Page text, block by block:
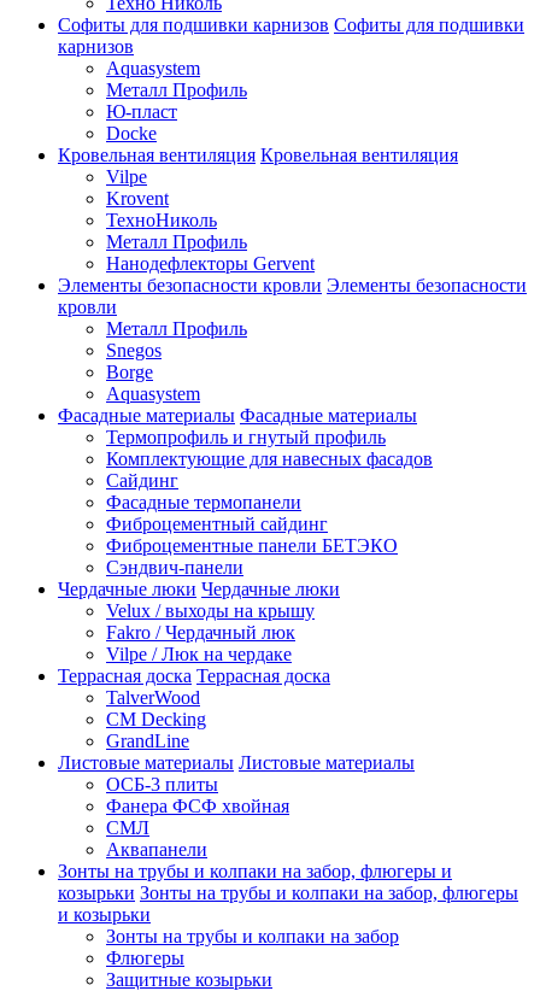
Софиты для подшивки карнизов Софиты для подшивки
карнизов
Aquasystem
Металл Профиль
Ю-пласт
Docke
Кровельная вентиляция Кровельная вентиляция
Vilpe
Krovent
ТехноНиколь
Металл Профиль
Нанодефлекторы Gervent
Элементы безопасности кровли Элементы безопасности
кровли
Металл Профиль
Snegos
Borge
Aquasystem
Фасадные материалы Фасадные материалы
Термопрофиль и гнутый профиль
Комплектующие для навесных фасадов
Сайдинг
Фасадные термопанели
Фиброцементный сайдинг
Фиброцементные панели БЕТЭКО
Сэндвич-панели
Чердачные люки Чердачные люки
Velux / выходы на крышу
Fakro / Чердачный люк
Vilpe / Люк на чердаке
Террасная доска Террасная доска
TalverWood
CM Decking
GrandLine
Листовые материалы Листовые материалы
ОСБ-3 плиты
Фанера ФСФ хвойная
СМЛ
Аквапанели
Зонты на трубы и колпаки на забор, флюгеры и
козырьки Зонты на трубы и колпаки на забор, флюгеры
и козырьки
Зонты на трубы и колпаки на забор
Флюгеры
Защитные козырьки